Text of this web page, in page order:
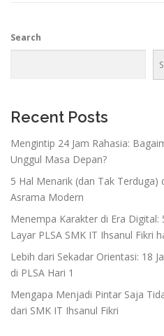
Search
Recent Posts
Mengintip 24 Jam Rahasia:
Unggul Masa Depan?
5 Hal Menarik (dan Tak Terduga)
Asrama Modern
Menempa Karakter di Era
Layar PLSA SMK IT Ihsanul Fikri
Lebih dari Sekadar Orientasi: 18
di PLSA Hari 1
Mengapa Menjadi Pintar Saja
dari SMK IT Ihsanul Fikri